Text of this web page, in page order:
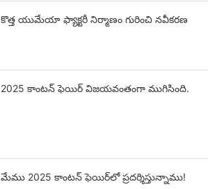
కొత్త యుమేయా ఫ్యాక్టరీ నిర్మాణం గురించి నవీకరణ
2025 కాంటన్ ఫెయిర్ విజయవంతంగా ముగిసింది.
మేము 2025 కాంటన్ ఫెయిర్‌లో ప్రదర్శిస్తున్నాము!